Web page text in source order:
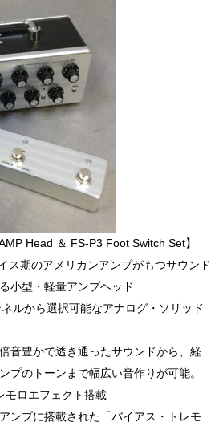
Head ＆ FS-P3 Foot Switch Set】
ス期のアメリカンアンプがもつサウンド
小型・軽量アンプヘッド
ルから選択可能なアナログ・ソリッド
音豊かで透き通ったサウンドから、経
プのトーンまで幅広い音作りが可能。
モロエフェクト搭載
ンプに搭載された「バイアス・トレモ